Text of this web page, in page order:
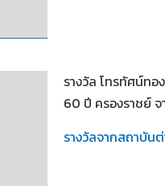
รางวัล โทรทัศน์ทอ
60 ปี ครองราชย์
รางวัลจากสถาบัน